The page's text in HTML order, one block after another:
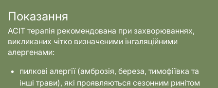
Показання
АСІТ терапія рекомендована при захворюваннях,
викликаних чітко визначеними інгаляційними
алергенами:
пилкові алергії (амброзія, береза, тимофіївка та
інші трави), які проявляються сезонним ринітом